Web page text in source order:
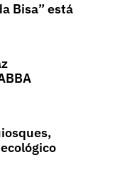
Bisa” está